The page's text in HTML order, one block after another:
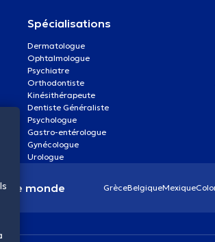
Spécialisations
Dermatologue
Ophtalmologue
Psychiatre
Orthodontiste
Kinésithérapeute
Dentiste Généraliste
Psychologue
Gastro-entérologue
Gynécologue
Urologue
le monde GrèceBelgiqueMexique